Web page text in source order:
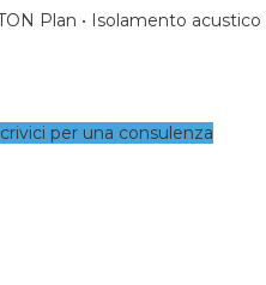
Plan • Isolamento acustico
per una consulenza